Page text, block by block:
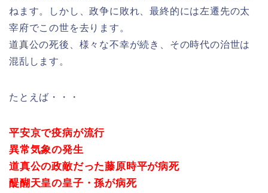
ねます。しかし、政争に敗れ、最終的には左遷先の太
宰府でこの世を去ります。
道真公の死後、様々な不幸が続き、その時代の治世は
混乱します。
たとえば・・・
平安京で疫病が流行
異常気象の発生
道真公の政敵だった藤原時平が病死
醍醐天皇の皇子・孫が病死